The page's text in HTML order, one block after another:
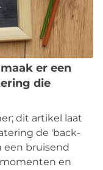
er een
die
dit artikel laat
de 'back-
een bruisend
en